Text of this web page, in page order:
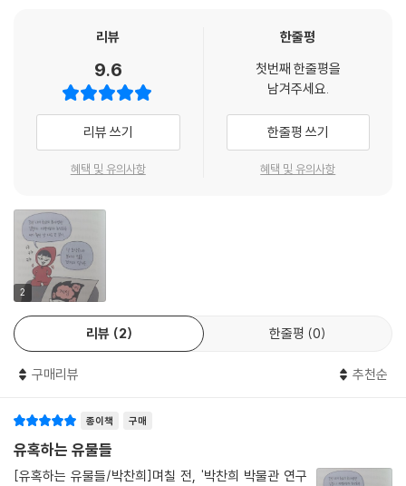
관을 가득 채우고 있는 이런 명품들 가운데 저자를 사로잡은 30여 가지(정
봐야 할 유물’이라 할 수 있는 것들이다. 보자마자 유혹당한 것이 있고, 처
음엔 그저 그랬는데 뒤늦게 아름다움에 빠져든 것이 있으며, 시간이 지날
수록 더욱 사랑하게 된 것도 있다. 박물관을 수백 번 드나들며 거듭해 만난
이 유물들에 저자는 자기만의 이름표를 달아주며 애정을 쌓아나갔다. 예를
들어 그에게 금동반가사유상은 ‘사유를 사유하는 시간’이고 농경문 청동기
우선, 유물의 아름다움에 빠져든 사람의 고백록
이 명품들 앞에 선 우리 모습은 과연 어떨까? 의외로 많은 관람객이 유물
자체보다 ‘유물에 얽힌 역사 이야기’를 캐느라 분주하고, 과제로 박물관에
온 학생들은 유물보다 ‘유물 설명문’을 보느라 바쁘다. 어쩌면 이런 모습,
즉 ‘유물로 역사 공부하기’가 ‘박물관은 재미없어’라는 인식을 만들어냈을
의 아름다움을 우선 감상하는 건 어떨까? 만질 수는 없지만, 이리 보고 저
까? 이렇게 하면 아마도 유물을 보고 느끼고 받아들이는 데 정답이란 없음
을 깨닫게 될 것이다. 『유혹하는 유물들』은 이런 방법으로 명품과 접속해
그 아름다움에 빠져든 사람의 고백록이다.
리뷰
9.6
리뷰 쓰기
혜택 및 유의사항
한줄평
첫번째 한줄평을
남겨주세요.
한줄평 쓰기
혜택 및 유의사항
2
리뷰 2 한줄평 0
구매리뷰 추천순
종이책 구매
유혹하는 유물들
[유혹하는 유물들/박찬희]며칠 전, '박찬희 박물관 연구